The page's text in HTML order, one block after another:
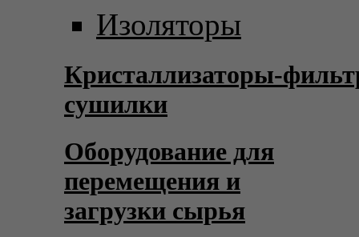
Изоляторы
Кристаллизаторы-
сушилки
Оборудование для
перемещения и
загрузки сырья